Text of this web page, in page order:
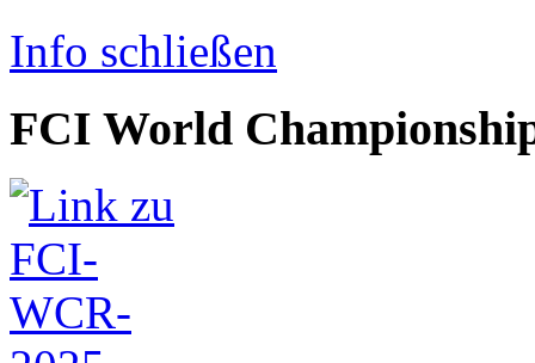
Info schließen
FCI World